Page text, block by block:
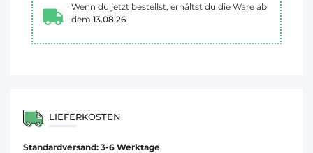
Wenn du jetzt bestellst, erhältst du die Ware ab
dem 13.08.26
LIEFERKOSTEN
Standardversand: 3-6 Werktage